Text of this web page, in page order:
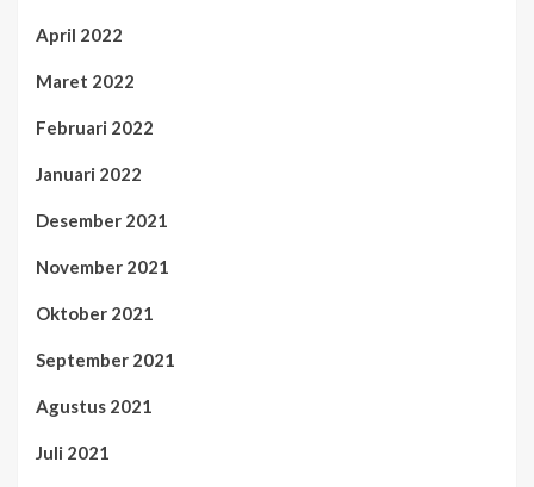
April 2022
Maret 2022
Februari 2022
Januari 2022
Desember 2021
November 2021
Oktober 2021
September 2021
Agustus 2021
Juli 2021